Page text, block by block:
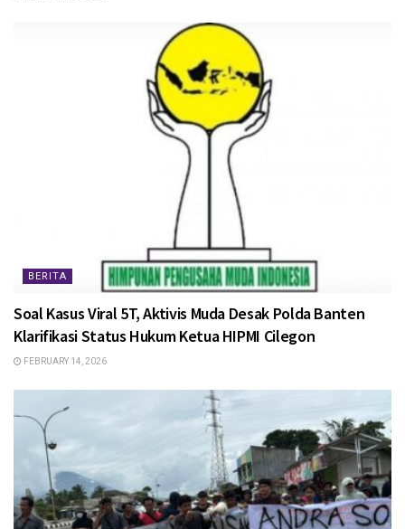
BERITA
Soal Kasus Viral 5T, Aktivis Muda Desak Polda Banten
Klarifikasi Status Hukum Ketua HIPMI Cilegon
FEBRUARY 14, 2026